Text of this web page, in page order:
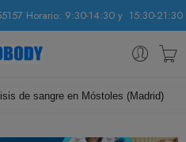
Horario: 9:30-14:30 y 15:30-21:30
de sangre en Móstoles (Madrid)